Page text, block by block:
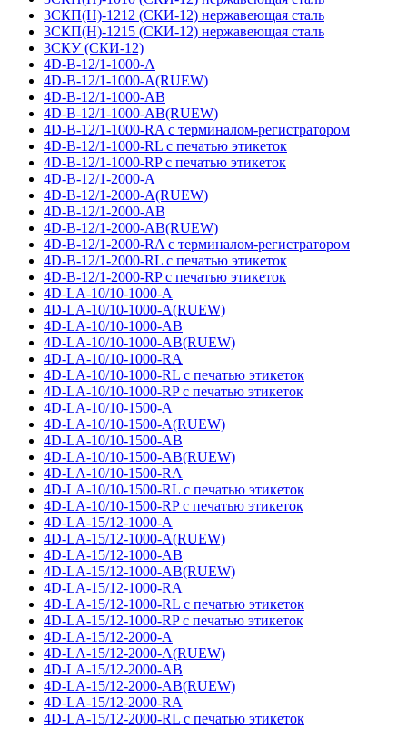
3СКП(Н)-1212 (СКИ-12) нержавеющая сталь
3СКП(Н)-1215 (СКИ-12) нержавеющая сталь
3СКУ (СКИ-12)
4D-B-12/1-1000-A
4D-B-12/1-1000-A(RUEW)
4D-B-12/1-1000-AB
4D-B-12/1-1000-AB(RUEW)
4D-B-12/1-1000-RA с терминалом-регистратором
4D-B-12/1-1000-RL с печатью этикеток
4D-B-12/1-1000-RP с печатью этикеток
4D-B-12/1-2000-A
4D-B-12/1-2000-A(RUEW)
4D-B-12/1-2000-AB
4D-B-12/1-2000-AB(RUEW)
4D-B-12/1-2000-RA с терминалом-регистратором
4D-B-12/1-2000-RL с печатью этикеток
4D-B-12/1-2000-RP с печатью этикеток
4D-LA-10/10-1000-A
4D-LA-10/10-1000-A(RUEW)
4D-LA-10/10-1000-AB
4D-LA-10/10-1000-AB(RUEW)
4D-LA-10/10-1000-RA
4D-LA-10/10-1000-RL с печатью этикеток
4D-LA-10/10-1000-RP с печатью этикеток
4D-LA-10/10-1500-A
4D-LA-10/10-1500-A(RUEW)
4D-LA-10/10-1500-AB
4D-LA-10/10-1500-AB(RUEW)
4D-LA-10/10-1500-RA
4D-LA-10/10-1500-RL с печатью этикеток
4D-LA-10/10-1500-RP с печатью этикеток
4D-LA-15/12-1000-A
4D-LA-15/12-1000-A(RUEW)
4D-LA-15/12-1000-AB
4D-LA-15/12-1000-AB(RUEW)
4D-LA-15/12-1000-RA
4D-LA-15/12-1000-RL с печатью этикеток
4D-LA-15/12-1000-RP с печатью этикеток
4D-LA-15/12-2000-A
4D-LA-15/12-2000-A(RUEW)
4D-LA-15/12-2000-AB
4D-LA-15/12-2000-AB(RUEW)
4D-LA-15/12-2000-RA
4D-LA-15/12-2000-RL с печатью этикеток